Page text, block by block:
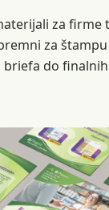
za firme
za
do